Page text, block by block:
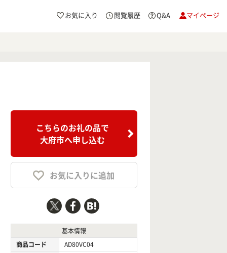
お気に入り 閲覧履歴 Q&A マイページ
こちらのお礼の品で
大府市へ申し込む
お気に入りに追加
基本情報
商品コード
AD80VC04